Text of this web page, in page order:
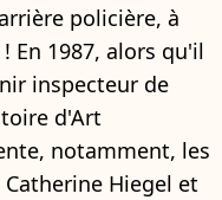
policière, à
En 1987, alors qu'il
inspecteur de
d'Art
notamment, les
Hiegel et